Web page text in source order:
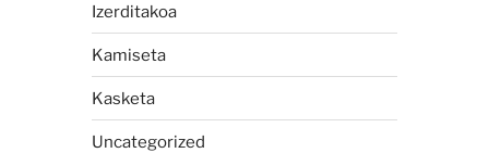
Izerditakoa
Kamiseta
Kasketa
Uncategorized